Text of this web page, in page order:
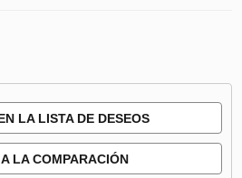
LA LISTA DE DESEOS
LA COMPARACIÓN